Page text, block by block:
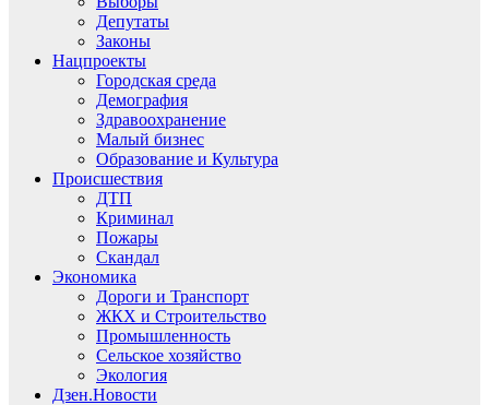
Депутаты
Законы
Нацпроекты
Городская среда
Демография
Здравоохранение
Малый бизнес
Образование и Культура
Происшествия
ДТП
Криминал
Пожары
Скандал
Экономика
Дороги и Транспорт
ЖКХ и Строительство
Промышленность
Сельское хозяйство
Экология
Дзен.Новости